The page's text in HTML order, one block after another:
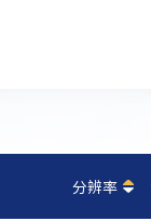
分辨率